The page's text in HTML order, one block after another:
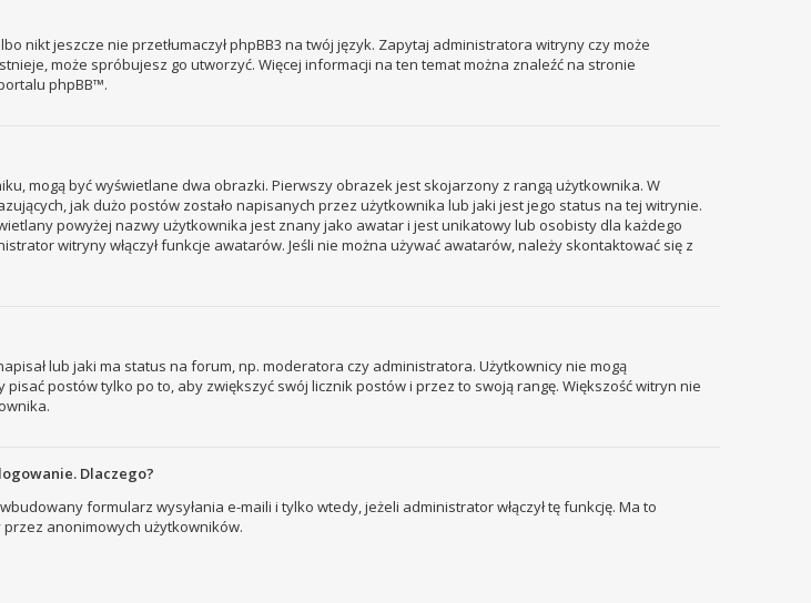
nikt jeszcze nie przetłumaczył phpBB3 na twój język. Zapytaj administratora witryny czy może
może spróbujesz go utworzyć. Więcej informacji na ten temat można znaleźć na stronie
phpBB™.
mogą być wyświetlane dwa obrazki. Pierwszy obrazek jest skojarzony z rangą użytkownika. W
jak dużo postów zostało napisanych przez użytkownika lub jaki jest jego status na tej witrynie.
powyżej nazwy użytkownika jest znany jako awatar i jest unikatowy lub osobisty dla każdego
witryny włączył funkcje awatarów. Jeśli nie można używać awatarów, należy skontaktować się z
lub jaki ma status na forum, np. moderatora czy administratora. Użytkownicy nie mogą
postów tylko po to, aby zwiększyć swój licznik postów i przez to swoją rangę. Większość witryn nie
Dlaczego?
formularz wysyłania e-maili i tylko wtedy, jeżeli administrator włączył tę funkcję. Ma to
anonimowych użytkowników.